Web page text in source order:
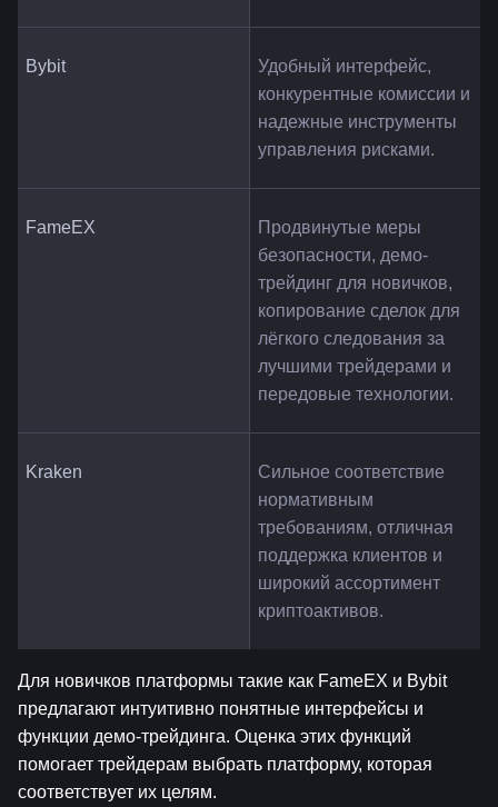
Bybit
Удобный интерфейс,
конкурентные комиссии и
надежные инструменты
управления рисками.
FameEX
Продвинутые меры
безопасности, демо-
трейдинг для новичков,
копирование сделок для
лёгкого следования за
лучшими трейдерами и
передовые технологии.
Kraken
Сильное соответствие
нормативным
требованиям, отличная
поддержка клиентов и
широкий ассортимент
криптоактивов.
Для новичков платформы такие как FameEX и Bybit
предлагают интуитивно понятные интерфейсы и
функции демо-трейдинга. Оценка этих функций
помогает трейдерам выбрать платформу, которая
соответствует их целям.